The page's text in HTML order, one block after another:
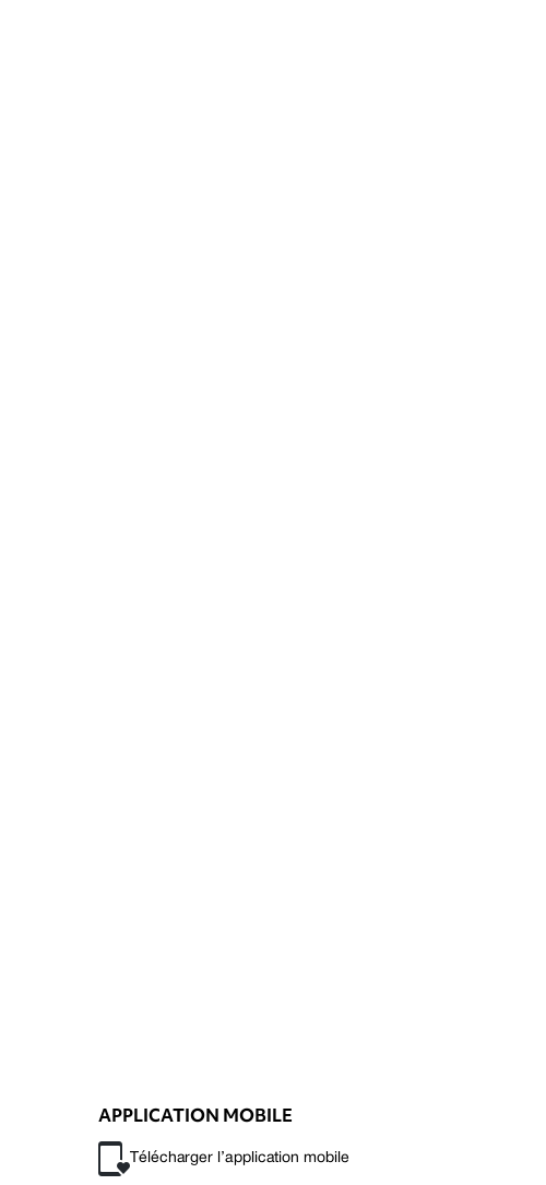
APPLICATION MOBILE
Télécharger l’application mobile